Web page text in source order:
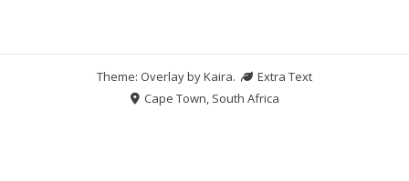
Theme: Overlay byKaira.
Extra Text
Cape Town, South Africa